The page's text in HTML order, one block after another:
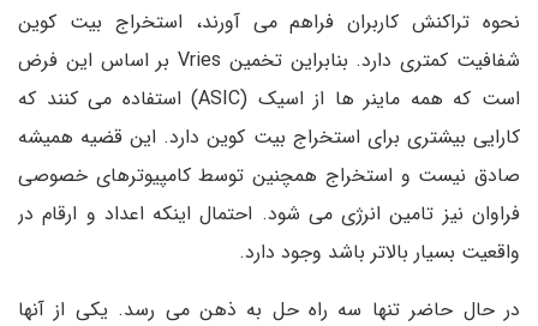
نحوه تراکنش کاربران فراهم می آورند، استخراج بیت کوین
شفافیت کمتری دارد. بنابراین تخمین Vries بر اساس این فرض
است که همه ماینر ها از اسیک (ASIC) استفاده می کنند که
کارایی بیشتری برای استخراج بیت کوین دارد. این قضیه همیشه
صادق نیست و استخراج همچنین توسط کامپیوترهای خصوصی
فراوان نیز تامین انرژی می شود. احتمال اینکه اعداد و ارقام در
واقعیت بسیار بالاتر باشد وجود دارد.
در حال حاضر تنها سه راه حل به ذهن می رسد. یکی از آنها